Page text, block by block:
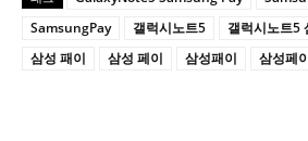
SamsungPay
갤럭시노트5 갤럭시노트5
삼성 패이
삼성 페이 삼성패이 삼성페